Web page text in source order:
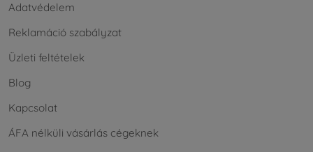
Adatvédelem
Reklamáció szabályzat
Üzleti feltételek
Blog
Kapcsolat
ÁFA nélküli vásárlás cégeknek